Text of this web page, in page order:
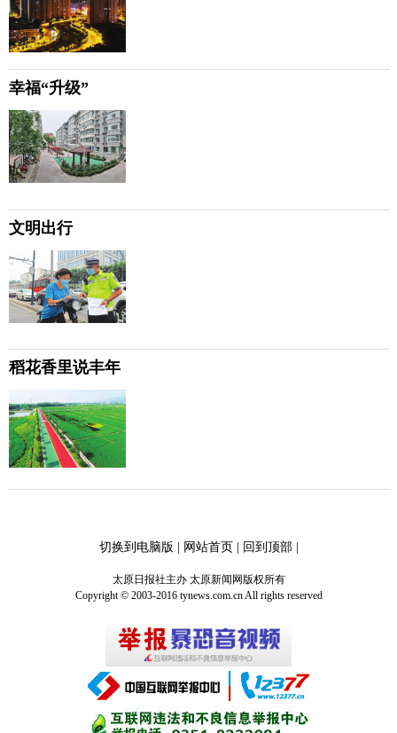
幸福“升级”
文明出行
稻花香里说丰年
切换到电脑版 | 网站首页| 回到顶部|
太原日报社主办 太原新闻网版权所有
Copyright © 2003-2016 tynews.com.cn All rights reserved